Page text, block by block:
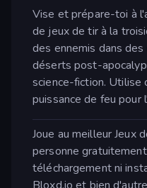
Vise et prépare-toi à
de jeux de tir à la
des ennemis dans
déserts post-
science-fiction.
puissance de feu pour
Joue au meilleur Jeux
personne
téléchargement ni